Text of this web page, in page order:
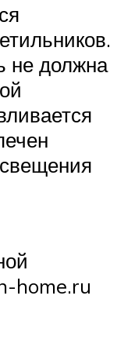
не должна
home.ru